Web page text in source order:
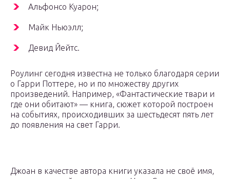
Альфонсо Куарон;
Майк Ньюэлл;
Девид Йейтс.
Роулинг сегодня известна не только благодаря серии
о Гарри Поттере, но и по множеству других
произведений. Например, «Фантастические твари и
где они обитают» — книга, сюжет которой построен
на событиях, происходивших за шестьдесят пять лет
до появления на свет Гарри.
Джоан в качестве автора книги указала не своё имя,